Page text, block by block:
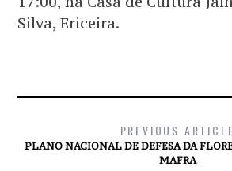
Silva, Ericeira.
PREVIOUS ARTICLE
PLANO NACIONAL DE DEFESA DA
MAFRA